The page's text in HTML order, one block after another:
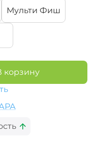
Мульти Фиш
корзину